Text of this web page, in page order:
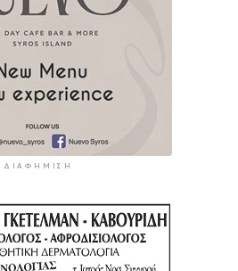
ΔΙΑΦΉΜΙΣΗ